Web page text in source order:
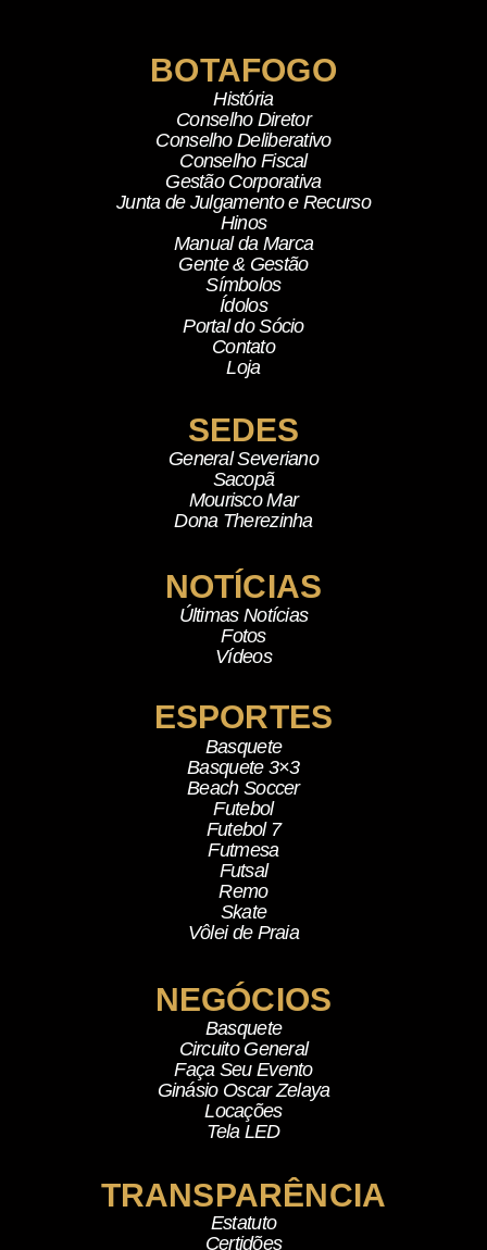
BOTAFOGO
História
Conselho Diretor
Conselho Deliberativo
Conselho Fiscal
Gestão Corporativa
Junta de Julgamento e Recurso
Hinos
Manual da Marca
Gente & Gestão
Símbolos
Ídolos
Portal do Sócio
Contato
Loja
SEDES
General Severiano
Sacopã
Mourisco Mar
Dona Therezinha
NOTÍCIAS
Últimas Notícias
Fotos
Vídeos
ESPORTES
Basquete
Basquete 3×3
Beach Soccer
Futebol
Futebol 7
Futmesa
Futsal
Remo
Skate
Vôlei de Praia
NEGÓCIOS
Basquete
Circuito General
Faça Seu Evento
Ginásio Oscar Zelaya
Locações
Tela LED
TRANSPARÊNCIA
Estatuto
Certidões